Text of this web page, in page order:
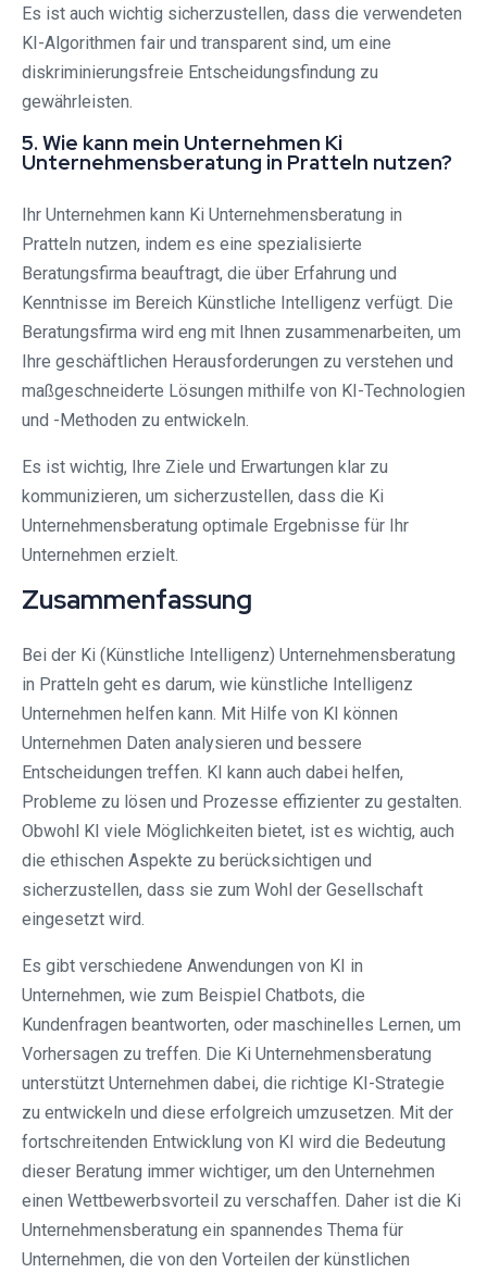
Es ist auch wichtig sicherzustellen, dass die verwendeten
KI-Algorithmen fair und transparent sind, um eine
diskriminierungsfreie Entscheidungsfindung zu
gewährleisten.
5. Wie kann mein Unternehmen Ki
Unternehmensberatung in Pratteln nutzen?
Ihr Unternehmen kann Ki Unternehmensberatung in
Pratteln nutzen, indem es eine spezialisierte
Beratungsfirma beauftragt, die über Erfahrung und
Kenntnisse im Bereich Künstliche Intelligenz verfügt. Die
Beratungsfirma wird eng mit Ihnen zusammenarbeiten, um
Ihre geschäftlichen Herausforderungen zu verstehen und
maßgeschneiderte Lösungen mithilfe von KI-Technologien
und -Methoden zu entwickeln.
Es ist wichtig, Ihre Ziele und Erwartungen klar zu
kommunizieren, um sicherzustellen, dass die Ki
Unternehmensberatung optimale Ergebnisse für Ihr
Unternehmen erzielt.
Zusammenfassung
Bei der Ki (Künstliche Intelligenz) Unternehmensberatung
in Pratteln geht es darum, wie künstliche Intelligenz
Unternehmen helfen kann. Mit Hilfe von KI können
Unternehmen Daten analysieren und bessere
Entscheidungen treffen. KI kann auch dabei helfen,
Probleme zu lösen und Prozesse effizienter zu gestalten.
Obwohl KI viele Möglichkeiten bietet, ist es wichtig, auch
die ethischen Aspekte zu berücksichtigen und
sicherzustellen, dass sie zum Wohl der Gesellschaft
eingesetzt wird.
Es gibt verschiedene Anwendungen von KI in
Unternehmen, wie zum Beispiel Chatbots, die
Kundenfragen beantworten, oder maschinelles Lernen, um
Vorhersagen zu treffen. Die Ki Unternehmensberatung
unterstützt Unternehmen dabei, die richtige KI-Strategie
zu entwickeln und diese erfolgreich umzusetzen. Mit der
fortschreitenden Entwicklung von KI wird die Bedeutung
dieser Beratung immer wichtiger, um den Unternehmen
einen Wettbewerbsvorteil zu verschaffen. Daher ist die Ki
Unternehmensberatung ein spannendes Thema für
Unternehmen, die von den Vorteilen der künstlichen